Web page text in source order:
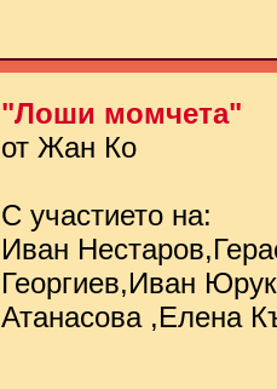
"Лоши момчета"
от Жан Ко
С участието на:
Иван
Георгиев,Иван
Атанасова ,Елена